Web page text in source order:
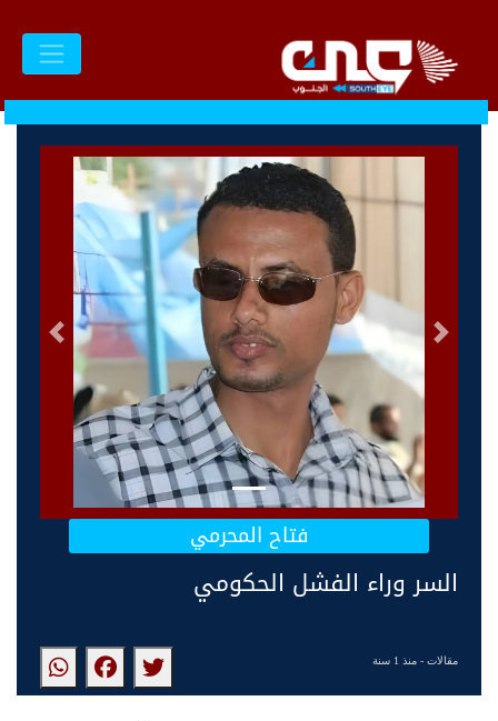
التالى السابق
فتاح المحرمي
السر وراء الفشل الحكومي
مقالات- منذ 1 سنة